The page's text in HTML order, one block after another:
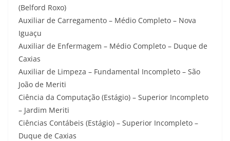
(Belford Roxo)
Auxiliar de Carregamento – Médio Completo – Nova
Iguaçu
Auxiliar de Enfermagem – Médio Completo – Duque de
Caxias
Auxiliar de Limpeza – Fundamental Incompleto – São
João de Meriti
Ciência da Computação (Estágio) – Superior Incompleto
– Jardim Meriti
Ciências Contábeis (Estágio) – Superior Incompleto –
Duque de Caxias